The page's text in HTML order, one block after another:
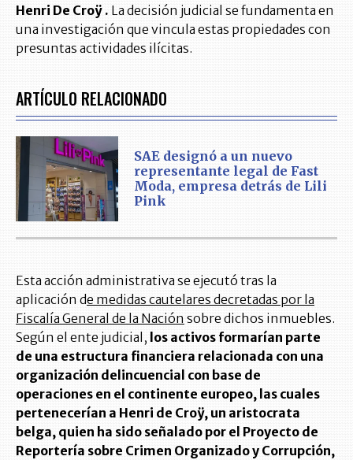
Henri De Croÿ . La decisión judicial se fundamenta en
una investigación que vincula estas propiedades con
presuntas actividades ilícitas.
ARTÍCULO RELACIONADO
SAE designó a un nuevo
representante legal de Fast
Moda, empresa detrás de Lili
Pink
Esta acción administrativa se ejecutó tras la
aplicación de medidas cautelares decretadas por la
Fiscalía General de la Nación sobre dichos inmuebles.
Según el ente judicial, los activos formarían parte
de una estructura financiera relacionada con una
organización delincuencial con base de
operaciones en el continente europeo, las cuales
pertenecerían a Henri de Croÿ, un aristocrata
belga, quien ha sido señalado por el Proyecto de
Reportería sobre Crimen Organizado y Corrupción,